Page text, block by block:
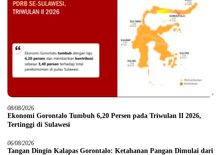
08/08/2026
Ekonomi Gorontalo Tumbuh 6,20 Persen pada Triwulan II 2026,
Tertinggi di Sulawesi
06/08/2026
Tangan Dingin Kalapas Gorontalo: Ketahanan Pangan Dimulai dari